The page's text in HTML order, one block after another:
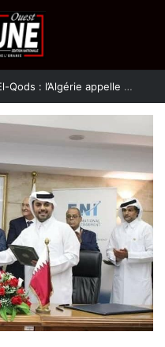
Protection de la ville sainte d’El-Qods : l’Algérie appelle à une action collective